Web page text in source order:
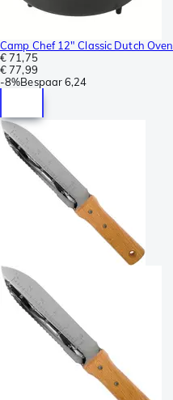
Camp Chef 12" Classic Dutch Oven
€ 71,75
€ 77,99
-8%Bespaar6,24